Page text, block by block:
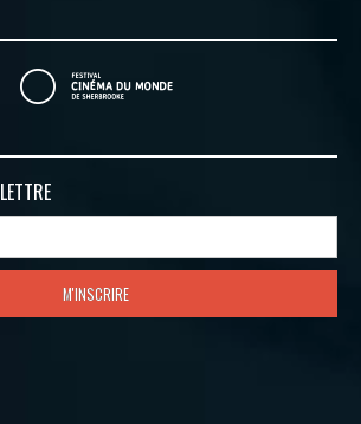
M'INSCRIRE